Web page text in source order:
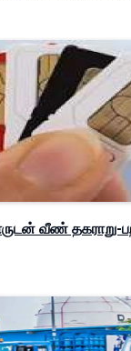
வீண் தகராறு-